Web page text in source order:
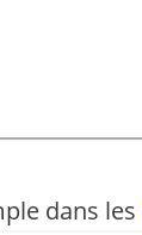
dans les